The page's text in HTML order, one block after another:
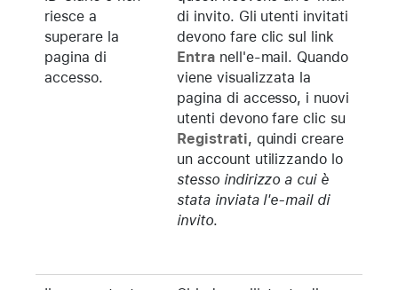
riesce a
superare la
pagina di
accesso.
di invito. Gli utenti invitati
devono fare clic sul link
Entranell'e-mail. Quando
viene visualizzata la
pagina di accesso, i nuovi
utenti devono fare clic su
Registrati, quindi creare
un account utilizzando lo
stesso indirizzo a cui è
stata inviata l'e-mail di
invito.